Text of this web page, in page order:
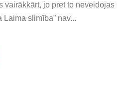
vairākkārt, jo pret to neveidojas
Laima slimība” nav...